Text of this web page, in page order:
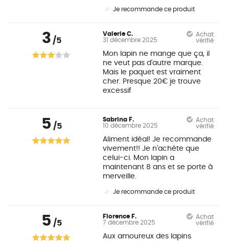
Je recommande ce produit
3 /5
Valerie C.
31 décembre 2025
Achat
vérifié
Mon lapin ne mange que ça, il
ne veut pas d'autre marque.
Mais le paquet est vraiment
cher. Presque 20€ je trouve
excessif
5 /5
Sabrina F.
10 décembre 2025
Achat
vérifié
Aliment idéal! Je recommande
vivement!! Je n'achète que
celui-ci. Mon lapin a
maintenant 8 ans et se porte à
merveille.
Je recommande ce produit
5 /5
Florence F.
7 décembre 2025
Achat
vérifié
Aux amoureux des lapins